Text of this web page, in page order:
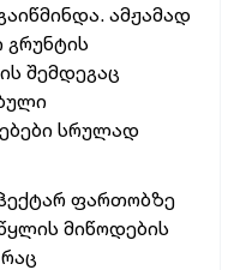
ამჟამად
გრუნტის
შემდეგაც
სრულად
ფართობზე
მიწოდების